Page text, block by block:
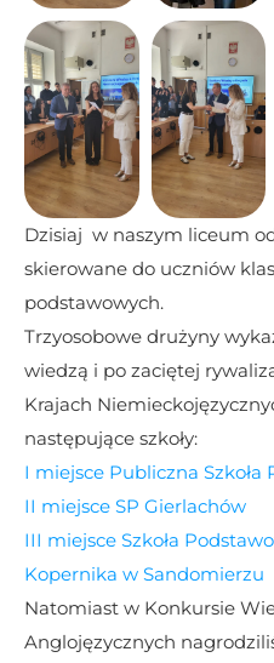
Dzisiaj  w naszym liceum
skierowane do uczniów
podstawowych.
Trzyosobowe drużyny
wiedzą i po zaciętej
Krajach
następujące szkoły:
I miejsce Publiczna
II miejsce SP Gierlachów
III miejsce Szkoła
Kopernika w Sandomierzu
Natomiast w Konkursie
Anglojęzycznych